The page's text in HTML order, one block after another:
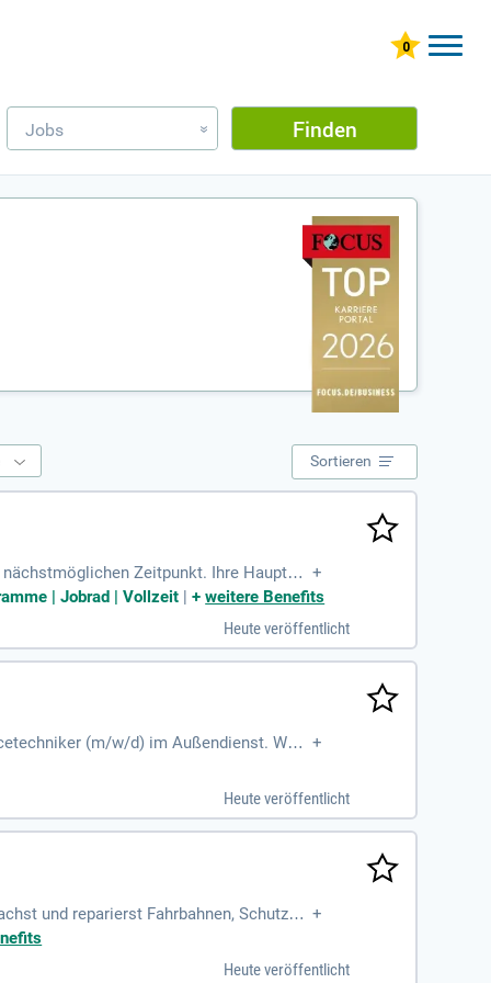
Jobs » Finden
Sortieren
Zeitpunkt. Ihre Hauptauf
von Fahrzeugen und Geräten.
im mittleren Straßenmeisterdi
Verantwortung zu übernehmen u
+
| Jobrad | Vollzeit |+weitere Benefits
Heute veröffentlicht
(m/w/d) im Außendienst. Wen
richtig. Unsere Unternehmensphilosop
legt!
+
Heute veröffentlicht
und reparierst Fahrbahnen, Schutzpla
auf Autobahnen. Während
Teamfähigkeit, handwerkliches Gesch
Informiere dich jetzt über die Au
+
Heute veröffentlicht